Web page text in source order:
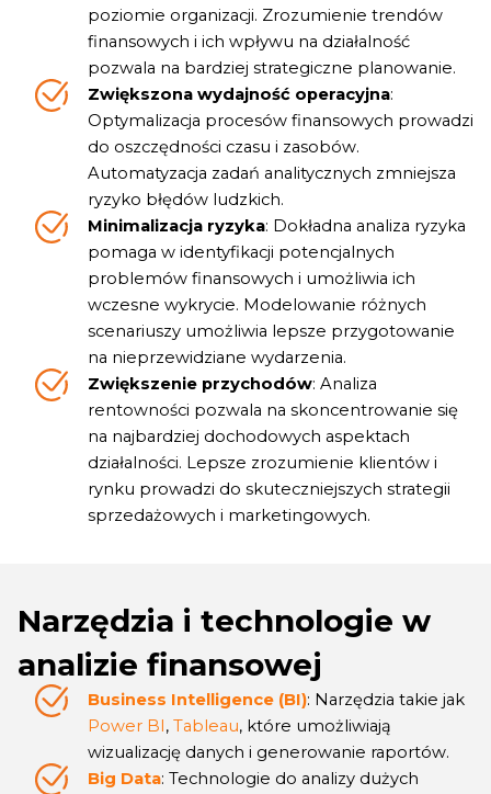
poziomie organizacji. Zrozumienie trendów
finansowych i ich wpływu na działalność
pozwala na bardziej strategiczne planowanie.
Zwiększona wydajność operacyjna:
Optymalizacja procesów finansowych prowadzi
do oszczędności czasu i zasobów.
Automatyzacja zadań analitycznych zmniejsza
ryzyko błędów ludzkich.
Minimalizacja ryzyka: Dokładna analiza ryzyka
pomaga w identyfikacji potencjalnych
problemów finansowych i umożliwia ich
wczesne wykrycie. Modelowanie różnych
scenariuszy umożliwia lepsze przygotowanie
na nieprzewidziane wydarzenia.
Zwiększenie przychodów: Analiza
rentowności pozwala na skoncentrowanie się
na najbardziej dochodowych aspektach
działalności. Lepsze zrozumienie klientów i
rynku prowadzi do skuteczniejszych strategii
sprzedażowych i marketingowych.
Narzędzia i technologie w
analizie finansowej
Business Intelligence (BI): Narzędzia takie jak
Power BI, Tableau, które umożliwiają
wizualizację danych i generowanie raportów.
Big Data: Technologie do analizy dużych